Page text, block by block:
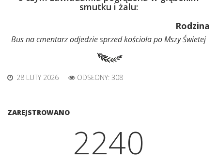
smutku i żalu:
Rodzina
Bus na cmentarz odjedzie sprzed kościoła po Mszy Świetej
28 LUTY 2026 ODSŁONY: 308
ZAREJSTROWANO
2401